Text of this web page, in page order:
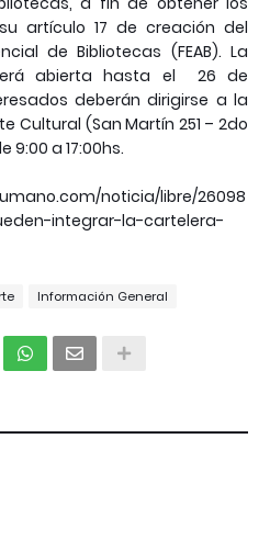
artículo 17 de creación del
de Bibliotecas (FEAB). La
abierta hasta el 26 de
deberán dirigirse a la
Cultural (San Martín 251 – 2do
9:00 a 17:00hs.
noticia/libre/26098
integrar-la-cartelera-
Información General